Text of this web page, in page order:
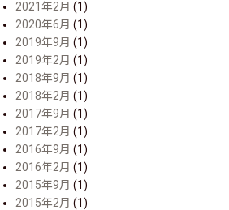
2021年2月 (1)
2020年6月 (1)
2019年9月 (1)
2019年2月 (1)
2018年9月 (1)
2018年2月 (1)
2017年9月 (1)
2017年2月 (1)
2016年9月 (1)
2016年2月 (1)
2015年9月 (1)
2015年2月 (1)